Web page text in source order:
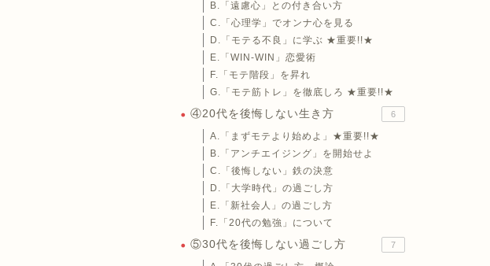
B.「遠慮心」との付き合い方
C.「心理学」でオンナ心を見る
D.「モテる不良」に学ぶ ★重要!!★
E.「WIN-WIN」恋愛術
F.「モテ階段」を昇れ
G.「モテ筋トレ」を徹底しろ ★重要!!★
④20代を後悔しない生き方 6
A.「まずモテより始めよ」★重要!!★
B.「アンチエイジング」を開始せよ
C.「後悔しない」鉄の決意
D.「大学時代」の過ごし方
E.「新社会人」の過ごし方
F.「20代の勉強」について
⑤30代を後悔しない過ごし方 7